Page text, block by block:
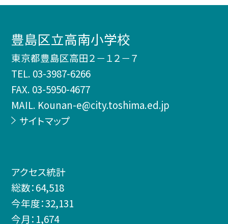
豊島区立高南小学校
東京都豊島区高田２－１２－７
TEL. 03-3987-6266
FAX. 03-5950-4677
MAIL. Kounan-e@city.toshima.ed.jp
サイトマップ
アクセス統計
総数：64,518
今年度：32,131
今月： 1,674